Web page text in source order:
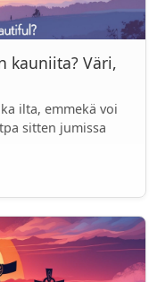
kauniita? Väri,
ilta, emmekä voi
sitten jumissa